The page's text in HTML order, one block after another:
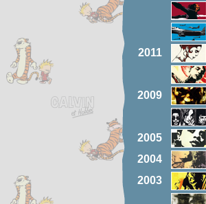
2011
2009
2005
2004
2003